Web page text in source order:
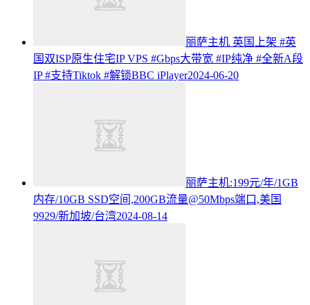
丽萨主机 英国上架 #英
国双ISP原生住宅IP VPS #Gbps大带宽 #IP纯净 #全新A段
IP #支持Tiktok #解锁BBC iPlayer2024-06-20
丽萨主机:199元/年/1GB
内存/10GB SSD空间,200GB流量@50Mbps端口,美国
9929/新加坡/台湾2024-08-14